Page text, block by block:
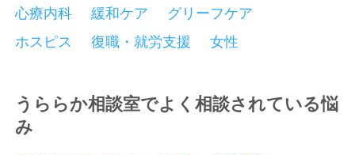
心療内科
緩和ケア
グリーフケア
ホスピス
復職・就労支援 女性
うららか相談室でよく相談されている悩
み